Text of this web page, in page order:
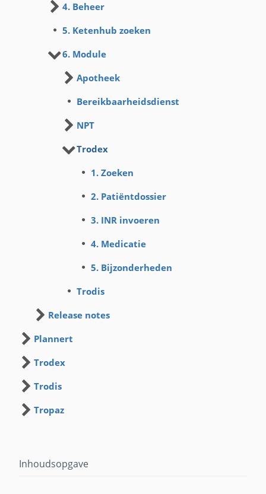
4. Beheer
5. Ketenhub zoeken
6. Module
Apotheek
Bereikbaarheidsdienst
NPT
Trodex
1. Zoeken
2. Patiëntdossier
3. INR invoeren
4. Medicatie
5. Bijzonderheden
Trodis
Release notes
Plannert
Trodex
Trodis
Tropaz
Inhoudsopgave